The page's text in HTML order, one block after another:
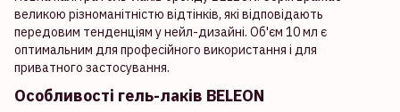
великою різноманітністю відтінків, які відповідають
передовим тенденціям у нейл-дизайні. Об'єм 10 мл є
оптимальним для професійного використання і для
приватного застосування.
Особливості гель-лаків BELEON